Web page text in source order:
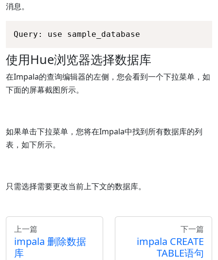
消息。
使用Hue浏览器选择数据库
在Impala的查询编辑器的左侧，您会看到一个下拉菜单，如
下面的屏幕截图所示。
如果单击下拉菜单，您将在Impala中找到所有数据库的列
表，如下所示。
只需选择需要更改当前上下文的数据库。
上一篇
impala 删除数据
库
下一篇
impala CREATE
TABLE语句